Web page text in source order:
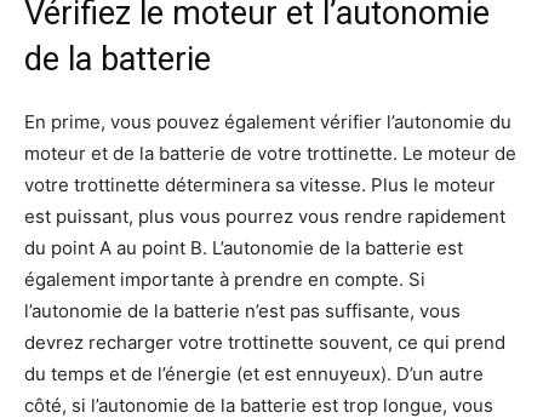
Vérifiez le moteur et l’autonomie
de la batterie
En prime, vous pouvez également vérifier l’autonomie du
moteur et de la batterie de votre trottinette. Le moteur de
votre trottinette déterminera sa vitesse. Plus le moteur
est puissant, plus vous pourrez vous rendre rapidement
du point A au point B. L’autonomie de la batterie est
également importante à prendre en compte. Si
l’autonomie de la batterie n’est pas suffisante, vous
devrez recharger votre trottinette souvent, ce qui prend
du temps et de l’énergie (et est ennuyeux). D’un autre
côté, si l’autonomie de la batterie est trop longue, vous